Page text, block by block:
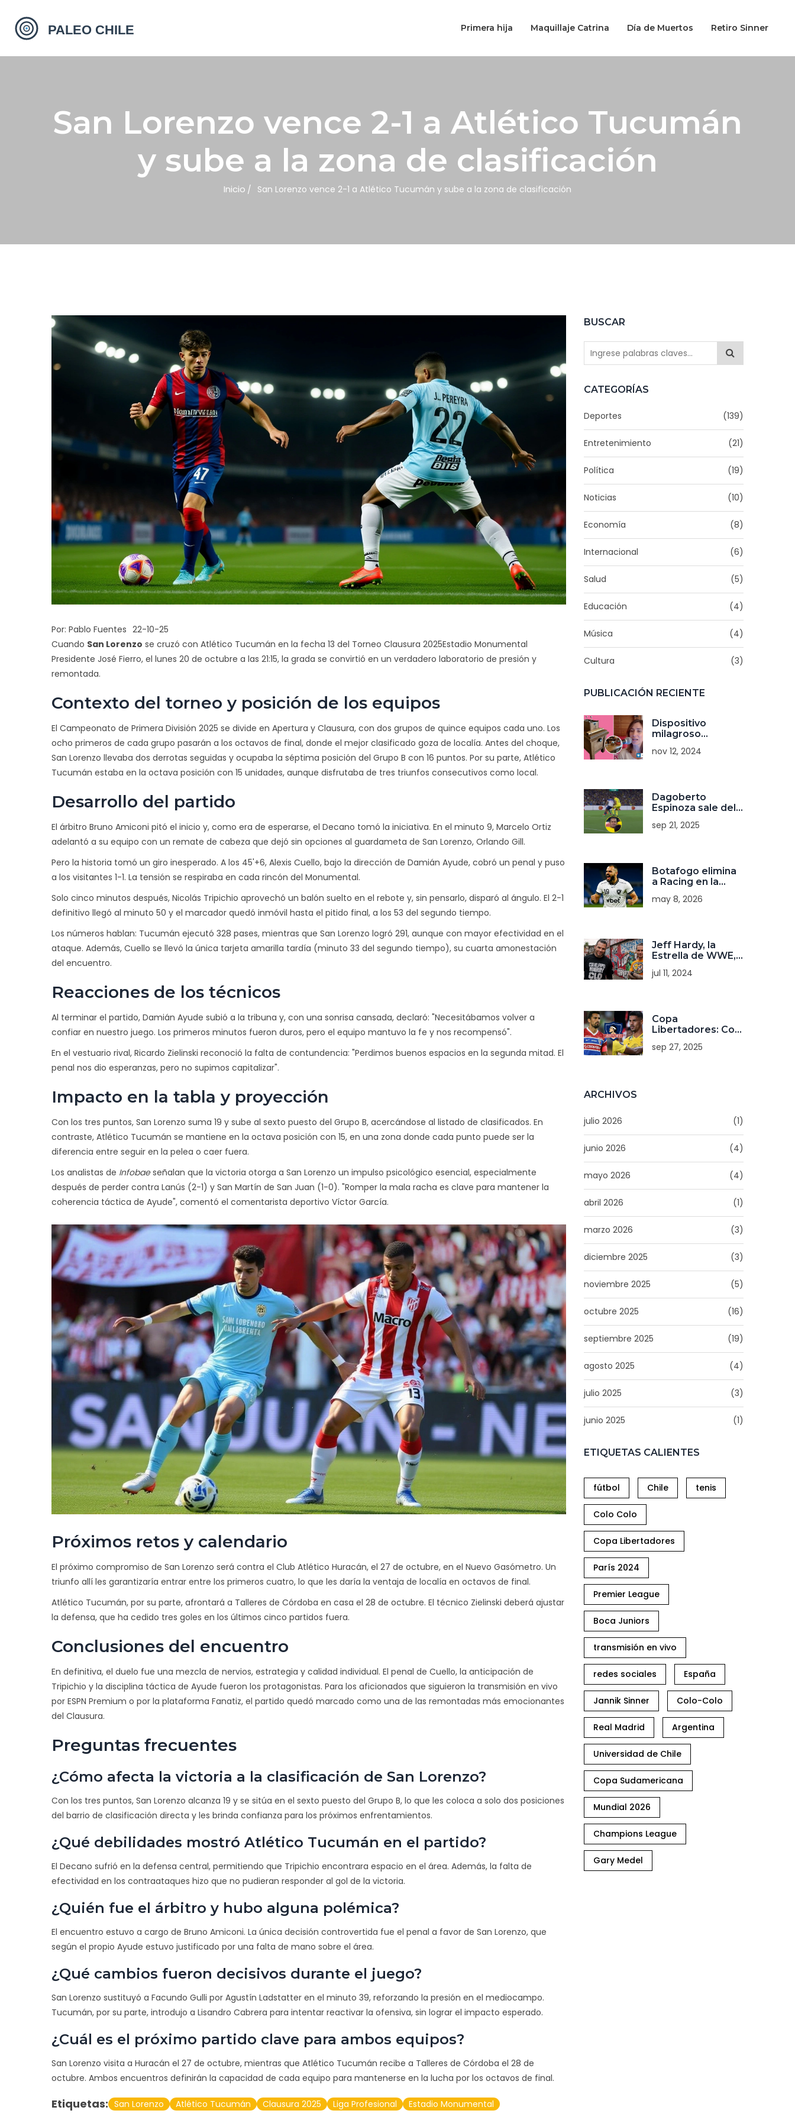
Primera hija Maquillaje Catrina Día de Muertos Retiro Sinner
San Lorenzo vence 2-1 a Atlético Tucumán
y sube a la zona de clasificación
Inicio San Lorenzo vence 2-1 a Atlético Tucumán y sube a la zona de clasificación
BUSCAR
CATEGORÍAS
Deportes (139)
Entretenimiento (21)
Política (19)
Noticias (10)
Economía (8)
Internacional (6)
Salud (5)
Educación (4)
Música (4)
Cultura (3)
PUBLICACIÓN RECIENTE
Dispositivo
milagroso
Tesla:
nov 12, 2024
Dagoberto
Espinoza sale del
lágrimas tras
sep 21, 2025
Botafogo elimina
a Racing en la
victoria clave 2-1
may 8, 2026
Jeff Hardy, la
Estrella de WWE,
Colo-Colo y Se
jul 11, 2024
Copa
Libertadores: Colo
cerca el duelo
sep 27, 2025
ARCHIVOS
julio 2026 (1)
junio 2026 (4)
mayo 2026 (4)
abril 2026 (1)
marzo 2026 (3)
diciembre 2025 (3)
noviembre 2025 (5)
octubre 2025 (16)
septiembre 2025 (19)
agosto 2025 (4)
julio 2025 (3)
junio 2025 (1)
ETIQUETAS CALIENTES
fútbol Chile tenis
Colo Colo
Copa Libertadores
París 2024
Premier League
Boca Juniors
transmisión en vivo
redes sociales España
Jannik Sinner Colo-Colo
Real Madrid Argentina
Universidad de Chile
Copa Sudamericana
Mundial 2026
Champions League
Gary Medel
Por: Pablo Fuentes 22-10-25
Cuando San Lorenzo se cruzó con Atlético Tucumán en la fecha 13 del Torneo Clausura 2025Estadio Monumental
Presidente José Fierro, el lunes 20 de octubre a las 21:15, la grada se convirtió en un verdadero laboratorio de presión y
remontada.
Contexto del torneo y posición de los equipos
El Campeonato de Primera División 2025 se divide en Apertura y Clausura, con dos grupos de quince equipos cada uno. Los
ocho primeros de cada grupo pasarán a los octavos de final, donde el mejor clasificado goza de localía. Antes del choque,
San Lorenzo llevaba dos derrotas seguidas y ocupaba la séptima posición del Grupo B con 16 puntos. Por su parte, Atlético
Tucumán estaba en la octava posición con 15 unidades, aunque disfrutaba de tres triunfos consecutivos como local.
Desarrollo del partido
El árbitro Bruno Amiconi pitó el inicio y, como era de esperarse, el Decano tomó la iniciativa. En el minuto 9, Marcelo Ortiz
adelantó a su equipo con un remate de cabeza que dejó sin opciones al guardameta de San Lorenzo, Orlando Gill.
Pero la historia tomó un giro inesperado. A los 45'+6, Alexis Cuello, bajo la dirección de Damián Ayude, cobró un penal y puso
a los visitantes 1-1. La tensión se respiraba en cada rincón del Monumental.
Solo cinco minutos después, Nicolás Tripichio aprovechó un balón suelto en el rebote y, sin pensarlo, disparó al ángulo. El 2-1
definitivo llegó al minuto 50 y el marcador quedó inmóvil hasta el pitido final, a los 53 del segundo tiempo.
Los números hablan: Tucumán ejecutó 328 pases, mientras que San Lorenzo logró 291, aunque con mayor efectividad en el
ataque. Además, Cuello se llevó la única tarjeta amarilla tardía (minuto 33 del segundo tiempo), su cuarta amonestación
del encuentro.
Reacciones de los técnicos
Al terminar el partido, Damián Ayude subió a la tribuna y, con una sonrisa cansada, declaró: "Necesitábamos volver a
confiar en nuestro juego. Los primeros minutos fueron duros, pero el equipo mantuvo la fe y nos recompensó".
En el vestuario rival, Ricardo Zielinski reconoció la falta de contundencia: "Perdimos buenos espacios en la segunda mitad. El
penal nos dio esperanzas, pero no supimos capitalizar".
Impacto en la tabla y proyección
Con los tres puntos, San Lorenzo suma 19 y sube al sexto puesto del Grupo B, acercándose al listado de clasificados. En
contraste, Atlético Tucumán se mantiene en la octava posición con 15, en una zona donde cada punto puede ser la
diferencia entre seguir en la pelea o caer fuera.
Los analistas de Infobaeseñalan que la victoria otorga a San Lorenzo un impulso psicológico esencial, especialmente
después de perder contra Lanús (2-1) y San Martín de San Juan (1-0). "Romper la mala racha es clave para mantener la
coherencia táctica de Ayude", comentó el comentarista deportivo Víctor García.
Próximos retos y calendario
El próximo compromiso de San Lorenzo será contra el Club Atlético Huracán, el 27 de octubre, en el Nuevo Gasómetro. Un
triunfo allí les garantizaría entrar entre los primeros cuatro, lo que les daría la ventaja de localía en octavos de final.
Atlético Tucumán, por su parte, afrontará a Talleres de Córdoba en casa el 28 de octubre. El técnico Zielinski deberá ajustar
la defensa, que ha cedido tres goles en los últimos cinco partidos fuera.
Conclusiones del encuentro
En definitiva, el duelo fue una mezcla de nervios, estrategia y calidad individual. El penal de Cuello, la anticipación de
Tripichio y la disciplina táctica de Ayude fueron los protagonistas. Para los aficionados que siguieron la transmisión en vivo
por ESPN Premium o por la plataforma Fanatiz, el partido quedó marcado como una de las remontadas más emocionantes
del Clausura.
Preguntas frecuentes
¿Cómo afecta la victoria a la clasificación de San Lorenzo?
Con los tres puntos, San Lorenzo alcanza 19 y se sitúa en el sexto puesto del Grupo B, lo que les coloca a solo dos posiciones
del barrio de clasificación directa y les brinda confianza para los próximos enfrentamientos.
¿Qué debilidades mostró Atlético Tucumán en el partido?
El Decano sufrió en la defensa central, permitiendo que Tripichio encontrara espacio en el área. Además, la falta de
efectividad en los contraataques hizo que no pudieran responder al gol de la victoria.
¿Quién fue el árbitro y hubo alguna polémica?
El encuentro estuvo a cargo de Bruno Amiconi. La única decisión controvertida fue el penal a favor de San Lorenzo, que
según el propio Ayude estuvo justificado por una falta de mano sobre el área.
¿Qué cambios fueron decisivos durante el juego?
San Lorenzo sustituyó a Facundo Gulli por Agustín Ladstatter en el minuto 39, reforzando la presión en el mediocampo.
Tucumán, por su parte, introdujo a Lisandro Cabrera para intentar reactivar la ofensiva, sin lograr el impacto esperado.
¿Cuál es el próximo partido clave para ambos equipos?
San Lorenzo visita a Huracán el 27 de octubre, mientras que Atlético Tucumán recibe a Talleres de Córdoba el 28 de
octubre. Ambos encuentros definirán la capacidad de cada equipo para mantenerse en la lucha por los octavos de final.
Etiquetas: San Lorenzo Atlético Tucumán Clausura 2025 Liga Profesional Estadio Monumental